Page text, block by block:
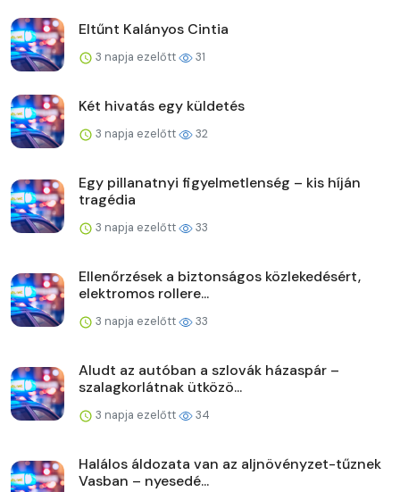
Eltűnt Kalányos Cintia
3 napja ezelőtt 31
Két hivatás egy küldetés
3 napja ezelőtt 32
Egy pillanatnyi figyelmetlenség – kis híján
tragédia
3 napja ezelőtt 33
Ellenőrzések a biztonságos közlekedésért,
elektromos rollere...
3 napja ezelőtt 33
Aludt az autóban a szlovák házaspár –
szalagkorlátnak ütközö...
3 napja ezelőtt 34
Halálos áldozata van az aljnövényzet-tűznek
Vasban – nyesedé...